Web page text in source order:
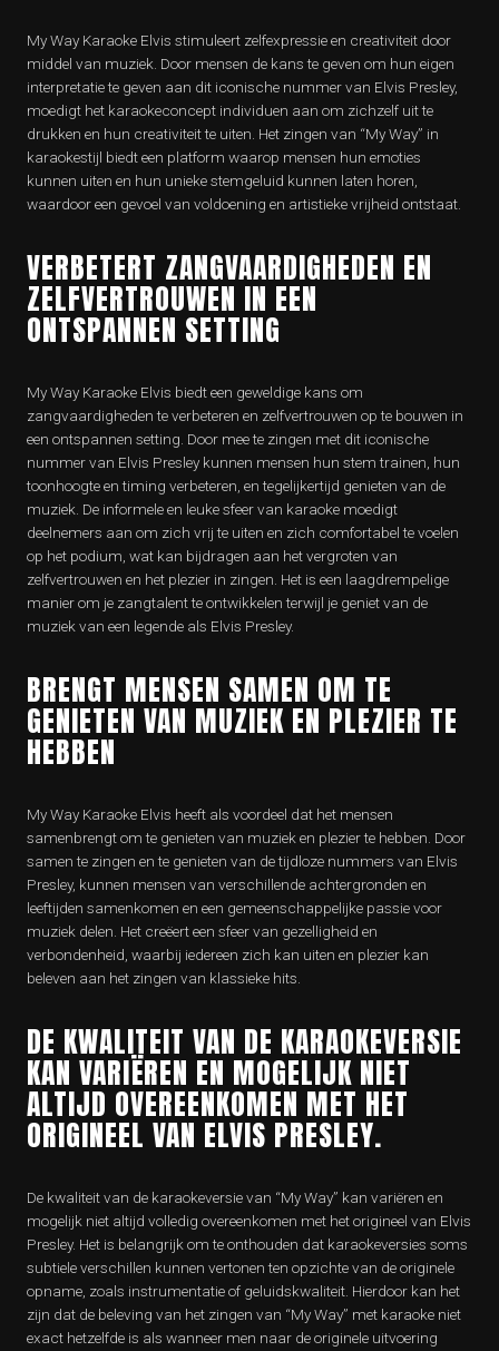
My Way Karaoke Elvis stimuleert zelfexpressie en creativiteit door
middel van muziek. Door mensen de kans te geven om hun eigen
interpretatie te geven aan dit iconische nummer van Elvis Presley,
moedigt het karaokeconcept individuen aan om zichzelf uit te
drukken en hun creativiteit te uiten. Het zingen van “My Way” in
karaokestijl biedt een platform waarop mensen hun emoties
kunnen uiten en hun unieke stemgeluid kunnen laten horen,
waardoor een gevoel van voldoening en artistieke vrijheid ontstaat.
VERBETERT ZANGVAARDIGHEDEN EN
ZELFVERTROUWEN IN EEN
ONTSPANNEN SETTING
My Way Karaoke Elvis biedt een geweldige kans om
zangvaardigheden te verbeteren en zelfvertrouwen op te bouwen in
een ontspannen setting. Door mee te zingen met dit iconische
nummer van Elvis Presley kunnen mensen hun stem trainen, hun
toonhoogte en timing verbeteren, en tegelijkertijd genieten van de
muziek. De informele en leuke sfeer van karaoke moedigt
deelnemers aan om zich vrij te uiten en zich comfortabel te voelen
op het podium, wat kan bijdragen aan het vergroten van
zelfvertrouwen en het plezier in zingen. Het is een laagdrempelige
manier om je zangtalent te ontwikkelen terwijl je geniet van de
muziek van een legende als Elvis Presley.
BRENGT MENSEN SAMEN OM TE
GENIETEN VAN MUZIEK EN PLEZIER TE
HEBBEN
My Way Karaoke Elvis heeft als voordeel dat het mensen
samenbrengt om te genieten van muziek en plezier te hebben. Door
samen te zingen en te genieten van de tijdloze nummers van Elvis
Presley, kunnen mensen van verschillende achtergronden en
leeftijden samenkomen en een gemeenschappelijke passie voor
muziek delen. Het creëert een sfeer van gezelligheid en
verbondenheid, waarbij iedereen zich kan uiten en plezier kan
beleven aan het zingen van klassieke hits.
DE KWALITEIT VAN DE KARAOKEVERSIE
KAN VARIËREN EN MOGELIJK NIET
ALTIJD OVEREENKOMEN MET HET
ORIGINEEL VAN ELVIS PRESLEY.
De kwaliteit van de karaokeversie van “My Way” kan variëren en
mogelijk niet altijd volledig overeenkomen met het origineel van Elvis
Presley. Het is belangrijk om te onthouden dat karaokeversies soms
subtiele verschillen kunnen vertonen ten opzichte van de originele
opname, zoals instrumentatie of geluidskwaliteit. Hierdoor kan het
zijn dat de beleving van het zingen van “My Way” met karaoke niet
exact hetzelfde is als wanneer men naar de originele uitvoering